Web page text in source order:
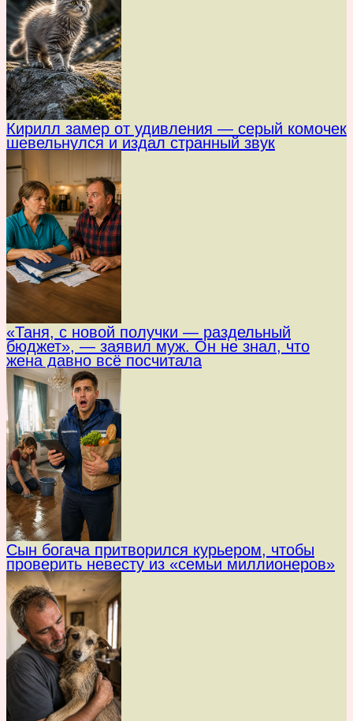
Кирилл замер от удивления — серый комочек
шевельнулся и издал странный звук
«Таня, с новой получки — раздельный
бюджет», — заявил муж. Он не знал, что
жена давно всё посчитала
Сын богача притворился курьером, чтобы
проверить невесту из «семьи миллионеров»